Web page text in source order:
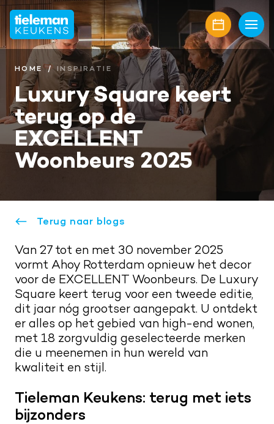
Home
Keukens
Onze collectie
Keukenmerken
Keukenfronten
Aanrechtbladen
Keukenapparatuur
Keukenaccessoires
Keukenrenovatie
Showroom
Showroomaanbiedingen
Inspiratie
Keukenstijlen
Geplaatste keukens
Maatwerk interieur
Nieuwbouw
Onze diensten
Onze projectpartners
Geschiedenis familiebedrijf
Kwaliteit en service
Merken
Verkoopadviseurs
Vacatures
Bel mij terug
Nieuwsbrief
Route naar showroom
Servicemelding
info@tieleman.nl
Maak een afspraak
HOME INSPIRATIE
Luxury Square keert
terug op de
EXCELLENT
Woonbeurs 2025
Terug naar blogs
Van 27 tot en met 30 november 2025
vormt Ahoy Rotterdam opnieuw het decor
voor de EXCELLENT Woonbeurs. De Luxury
Square keert terug voor een tweede editie,
dit jaar nóg grootser aangepakt. U ontdekt
er alles op het gebied van high-end wonen,
met 18 zorgvuldig geselecteerde merken
die u meenemen in hun wereld van
kwaliteit en stijl.
Tieleman Keukens: terug met iets
bijzonders